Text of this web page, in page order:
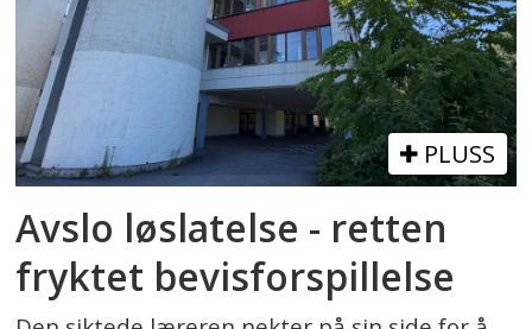
PLUSS
Avslo løslatelse - retten
fryktet bevisforspillelse